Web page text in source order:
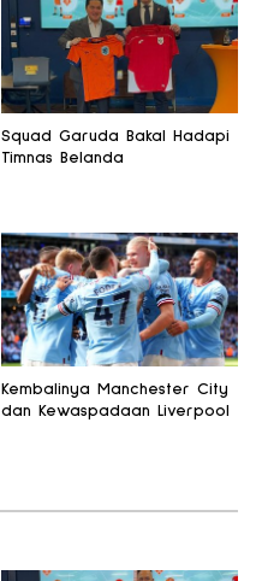
Squad Garuda Bakal Hadapi
Timnas Belanda
Kembalinya Manchester City
dan Kewaspadaan Liverpool